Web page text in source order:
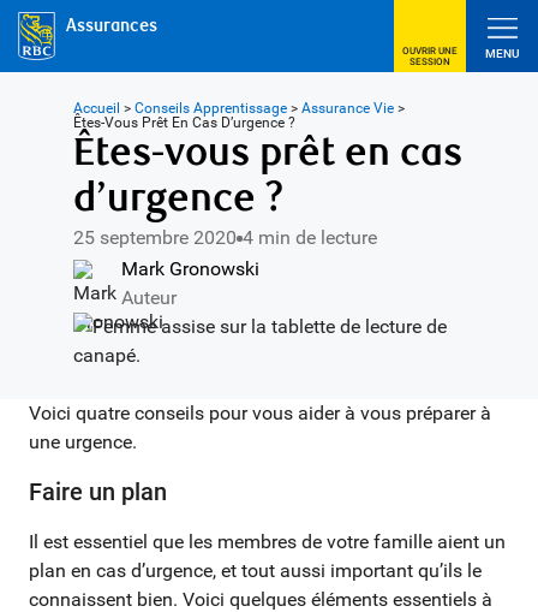
Assurances
OUVRIR UNE
SESSION
MENU
Accueil > Conseils Apprentissage> Assurance Vie>
Êtes-Vous Prêt En Cas D’urgence ?
Êtes-vous prêt en cas
d’urgence ?
25 septembre 2020 4 min de lecture
Mark Gronowski
Auteur
Voici quatre conseils pour vous aider à vous préparer à
une urgence.
Faire un plan
Il est essentiel que les membres de votre famille aient un
plan en cas d’urgence, et tout aussi important qu’ils le
connaissent bien. Voici quelques éléments essentiels à